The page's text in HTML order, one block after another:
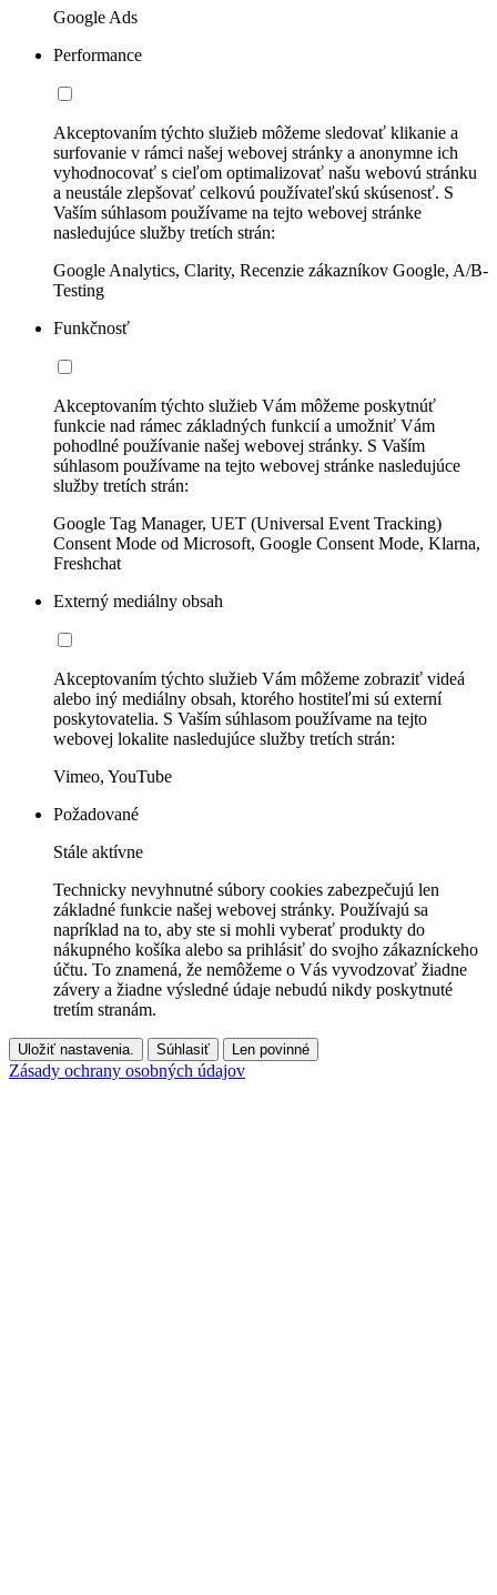
Google Ads
Performance
Akceptovaním týchto služieb môžeme sledovať klikanie a
surfovanie v rámci našej webovej stránky a anonymne ich
vyhodnocovať s cieľom optimalizovať našu webovú stránku
a neustále zlepšovať celkovú používateľskú skúsenosť. S
Vaším súhlasom používame na tejto webovej stránke
nasledujúce služby tretích strán:
Google Analytics, Clarity, Recenzie zákazníkov Google, A/B-
Testing
Funkčnosť
Akceptovaním týchto služieb Vám môžeme poskytnúť
funkcie nad rámec základných funkcií a umožniť Vám
pohodlné používanie našej webovej stránky. S Vaším
súhlasom používame na tejto webovej stránke nasledujúce
služby tretích strán:
Google Tag Manager, UET (Universal Event Tracking)
Consent Mode od Microsoft, Google Consent Mode, Klarna,
Freshchat
Externý mediálny obsah
Akceptovaním týchto služieb Vám môžeme zobraziť videá
alebo iný mediálny obsah, ktorého hostiteľmi sú externí
poskytovatelia. S Vaším súhlasom používame na tejto
webovej lokalite nasledujúce služby tretích strán:
Vimeo, YouTube
Požadované
Stále aktívne
Technicky nevyhnutné súbory cookies zabezpečujú len
základné funkcie našej webovej stránky. Používajú sa
napríklad na to, aby ste si mohli vyberať produkty do
nákupného košíka alebo sa prihlásiť do svojho zákazníckeho
účtu. To znamená, že nemôžeme o Vás vyvodzovať žiadne
závery a žiadne výsledné údaje nebudú nikdy poskytnuté
tretím stranám.
Uložiť nastavenia. Súhlasiť Len povinné
Zásady ochrany osobných údajov